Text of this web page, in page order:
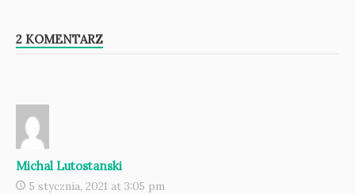
2 KOMENTARZ
Michal Lutostanski
5 stycznia, 2021 at 3:05 pm